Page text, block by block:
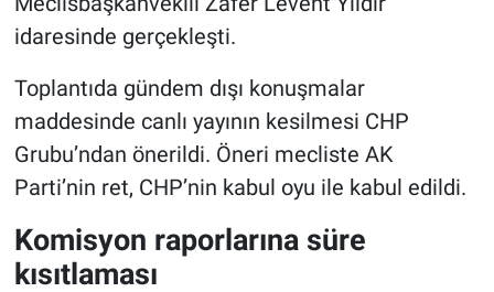
idaresinde gerçekleşti.
Toplantıda gündem dışı konuşmalar
maddesinde canlı yayının kesilmesi CHP
Grubu’ndan önerildi. Öneri mecliste AK
Parti’nin ret, CHP’nin kabul oyu ile kabul edildi.
Komisyon raporlarına süre
kısıtlaması